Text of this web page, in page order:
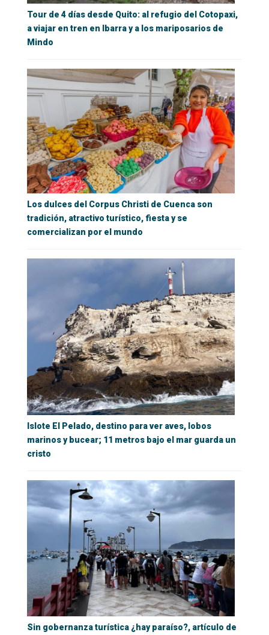
Tour de 4 días desde Quito: al refugio del Cotopaxi,
a viajar en tren en Ibarra y a los mariposarios de
Mindo
Los dulces del Corpus Christi de Cuenca son
tradición, atractivo turístico, fiesta y se
comercializan por el mundo
Islote El Pelado, destino para ver aves, lobos
marinos y bucear; 11 metros bajo el mar guarda un
cristo
Sin gobernanza turística ¿hay paraíso?, artículo de